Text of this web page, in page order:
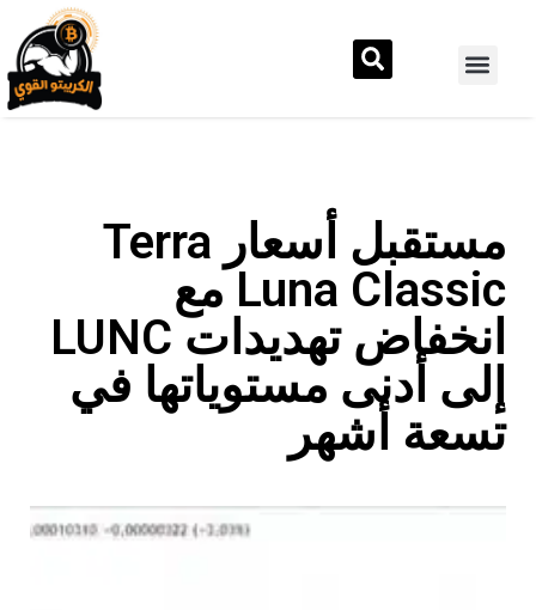
مستقبل أسعار Terra
Luna Classic مع
انخفاض تهديدات LUNC
إلى أدنى مستوياتها في
تسعة أشهر